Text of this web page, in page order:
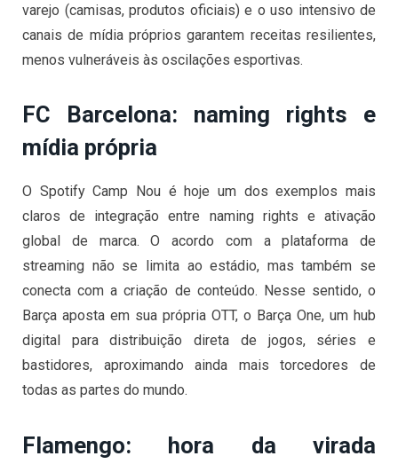
varejo (camisas, produtos oficiais) e o uso intensivo de
canais de mídia próprios garantem receitas resilientes,
menos vulneráveis às oscilações esportivas.
FC Barcelona: naming rights e
mídia própria
O Spotify Camp Nou é hoje um dos exemplos mais
claros de integração entre naming rights e ativação
global de marca. O acordo com a plataforma de
streaming não se limita ao estádio, mas também se
conecta com a criação de conteúdo. Nesse sentido, o
Barça aposta em sua própria OTT, o Barça One, um hub
digital para distribuição direta de jogos, séries e
bastidores, aproximando ainda mais torcedores de
todas as partes do mundo.
Flamengo: hora da virada